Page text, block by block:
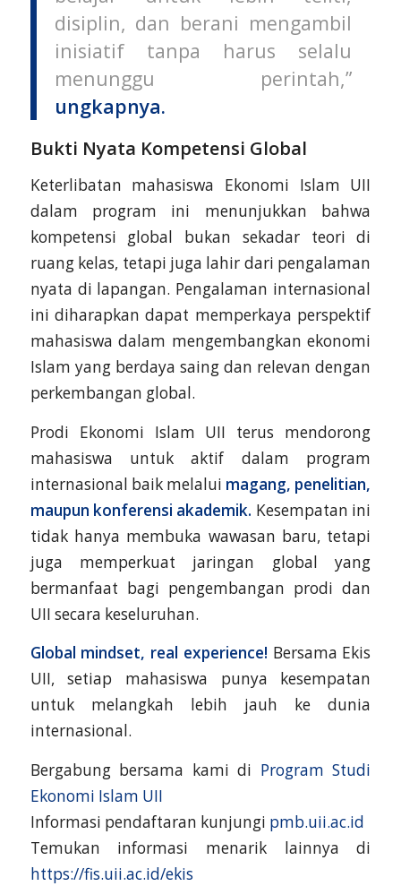
disiplin, dan berani mengambil
inisiatif tanpa harus selalu
menunggu perintah,”
ungkapnya.
Bukti Nyata Kompetensi Global
Keterlibatan mahasiswa Ekonomi Islam UII
dalam program ini menunjukkan bahwa
kompetensi global bukan sekadar teori di
ruang kelas, tetapi juga lahir dari pengalaman
nyata di lapangan. Pengalaman internasional
ini diharapkan dapat memperkaya perspektif
mahasiswa dalam mengembangkan ekonomi
Islam yang berdaya saing dan relevan dengan
perkembangan global.
Prodi Ekonomi Islam UII terus mendorong
mahasiswa untuk aktif dalam program
internasional baik melalui magang, penelitian,
maupun konferensi akademik. Kesempatan ini
tidak hanya membuka wawasan baru, tetapi
juga memperkuat jaringan global yang
bermanfaat bagi pengembangan prodi dan
UII secara keseluruhan.
Global mindset, real experience! Bersama Ekis
UII, setiap mahasiswa punya kesempatan
untuk melangkah lebih jauh ke dunia
internasional.
Bergabung bersama kami di Program Studi
Ekonomi Islam UII
Informasi pendaftaran kunjungi pmb.uii.ac.id
Temukan informasi menarik lainnya di
https://fis.uii.ac.id/ekis